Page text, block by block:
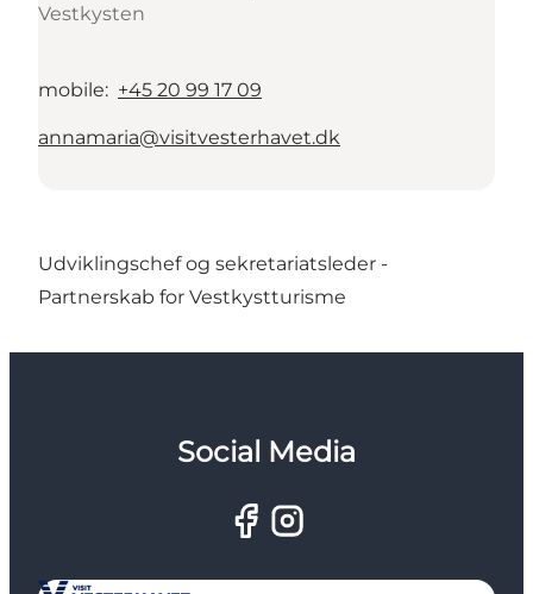
Vestkysten
mobile: +45 20 99 17 09
annamaria@visitvesterhavet.dk
Udviklingschef og sekretariatsleder -
Partnerskab for Vestkystturisme
Social Media